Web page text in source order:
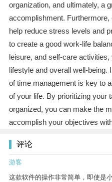
organization, and ultimately, a
accomplishment.
help reduce stress levels and
to create a good work-life
leisure, and self-care
lifestyle and overall well-being.
of time management is key to
of your life. By prioritizing your
organized, you can make the
accomplish your objectives
评论
游客
这款软件的操作非常简单，即使是